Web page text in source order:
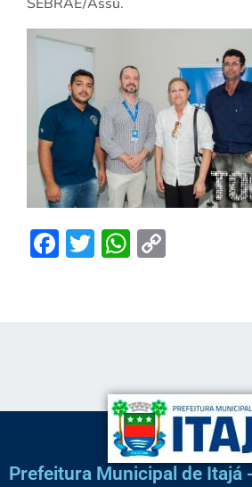
Facebook
TwitterWhatsApp
Prefeitura Municipal de Itajá